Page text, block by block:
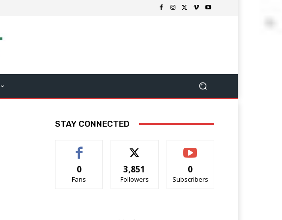
STAY CONNECTED
0
Fans
3,851
Followers
0
Subscribers